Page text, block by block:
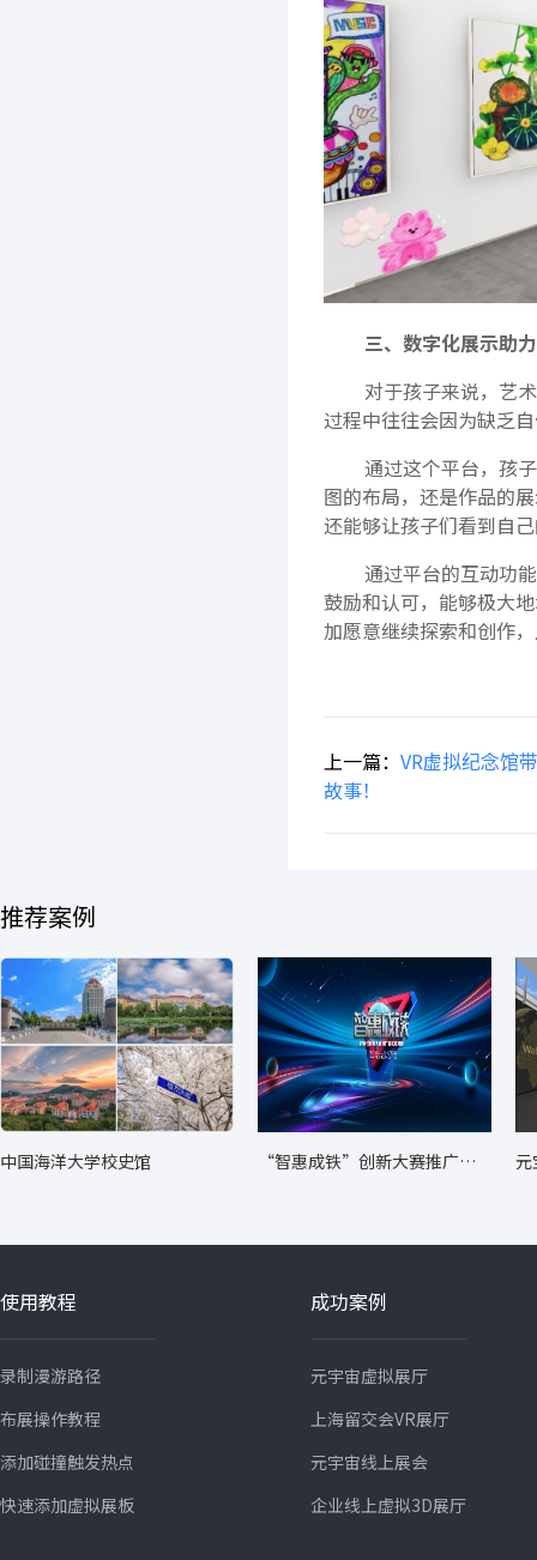
三、数字化展示助
对于孩子来说，艺
过程中往往会因为缺乏
通过这个平台，孩
图的布局，还是作品的
还能够让孩子们看到自
通过平台的互动功
鼓励和认可，能够极大
加愿意继续探索和创作
上一篇： VR虚拟纪念馆
故事！
推荐案例
中国海洋大学校史馆
“智惠成铁”创新大赛推广转
元
使用教程
录制漫游路径
布展操作教程
添加碰撞触发热点
快速添加虚拟展板
成功案例
元宇宙虚拟展厅
上海留交会VR展厅
元宇宙线上展会
企业线上虚拟3D展厅